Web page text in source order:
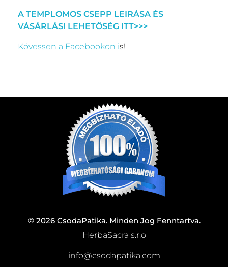
A TEMPLOMOS CSEPP LEIRÁSA ÉS
VÁSÁRLÁSI LEHETŐSÉG ITT>>>
Kövessen a Facebookon is!
© 2026 CsodaPatika. Minden Jog Fenntartva.
HerbaSacra s.r.o
info@csodapatika.com